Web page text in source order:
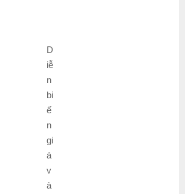
D
iễ
n
bi
ế
n
gi
á
v
à